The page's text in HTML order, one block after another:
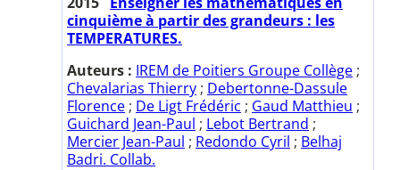
cinquième à partir des grandeurs : les
TEMPERATURES.
Auteurs : IREM de Poitiers Groupe Collège ;
Chevalarias Thierry ; Debertonne-Dassule
Florence ; De Ligt Frédéric ; Gaud Matthieu ;
Guichard Jean-Paul ; Lebot Bertrand ;
Mercier Jean-Paul ; Redondo Cyril ; Belhaj
Badri. Collab.